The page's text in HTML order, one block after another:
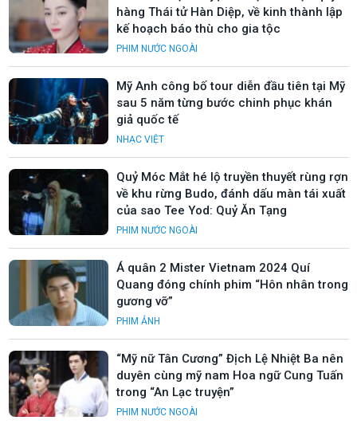
hàng Thái tử Hàn Diệp, về kinh thành lập
kế hoạch báo thù cho gia tộc
PHIM NƯỚC NGOÀI
Mỹ Anh công bố tour diễn đầu tiên tại Mỹ
sau 5 năm từng bước chinh phục khán
giả quốc tế
NHẠC VIỆT
Quỷ Móc Mắt hé lộ truyền thuyết rùng rợn
về khu rừng Budo, đánh dấu màn tái xuất
của sao Tee Yod: Quỷ Ăn Tạng
PHIM NƯỚC NGOÀI
Á quân 2 Mister Vietnam 2024 Quí
Quang đóng chính phim “Hôn nhân trong
gương vỡ”
PHIM ẢNH
“Mỹ nữ Tân Cương” Địch Lệ Nhiệt Ba nên
duyên cùng mỹ nam Hoa ngữ Cung Tuấn
trong “An Lạc truyện”
PHIM NƯỚC NGOÀI